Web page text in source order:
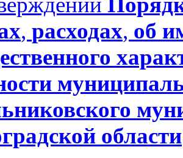
, расходах, об
области